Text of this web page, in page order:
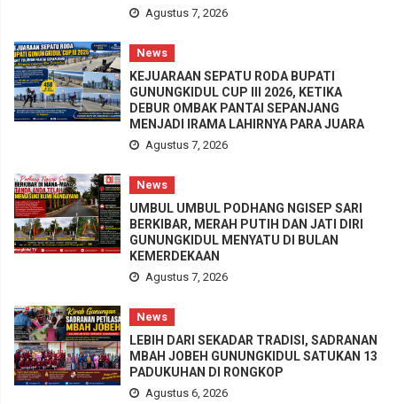
Agustus 7, 2026
News
KEJUARAAN SEPATU RODA BUPATI
GUNUNGKIDUL CUP III 2026, KETIKA
DEBUR OMBAK PANTAI SEPANJANG
MENJADI IRAMA LAHIRNYA PARA JUARA
Agustus 7, 2026
News
UMBUL UMBUL PODHANG NGISEP SARI
BERKIBAR, MERAH PUTIH DAN JATI DIRI
GUNUNGKIDUL MENYATU DI BULAN
KEMERDEKAAN
Agustus 7, 2026
News
LEBIH DARI SEKADAR TRADISI, SADRANAN
MBAH JOBEH GUNUNGKIDUL SATUKAN 13
PADUKUHAN DI RONGKOP
Agustus 6, 2026